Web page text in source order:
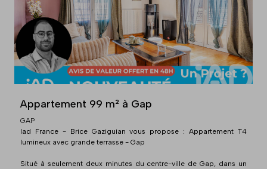
Appartement 99 m² à Gap
GAP
Iad France - Brice Gaziguian vous propose : Appartement T4
lumineux avec grande terrasse - Gap
Situé à seulement deux minutes du centre-ville de Gap, dans un